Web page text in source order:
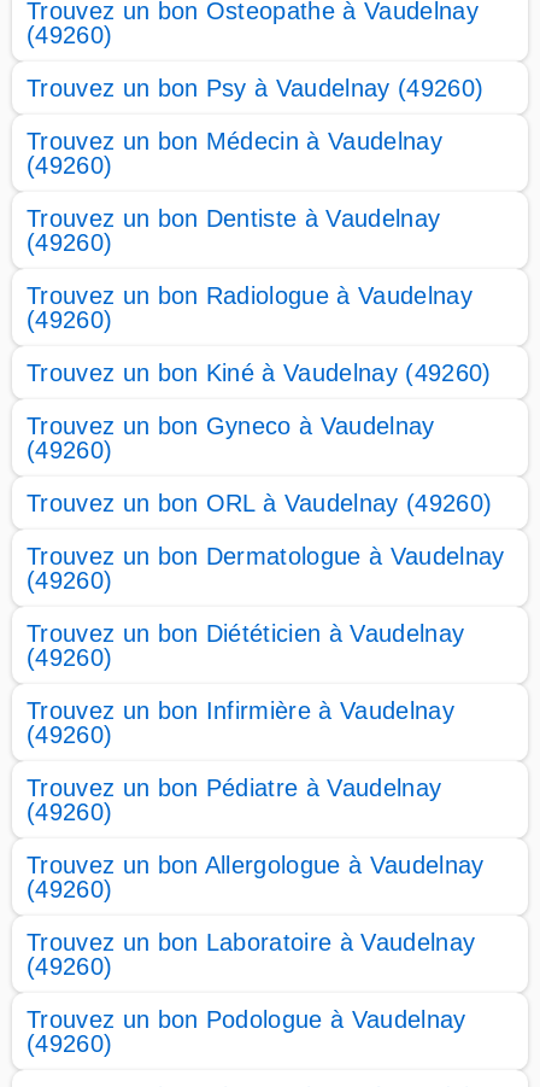
Trouvez un bon Osteopathe à Vaudelnay
(49260)
Trouvez un bon Psy à Vaudelnay (49260)
Trouvez un bon Médecin à Vaudelnay
(49260)
Trouvez un bon Dentiste à Vaudelnay
(49260)
Trouvez un bon Radiologue à Vaudelnay
(49260)
Trouvez un bon Kiné à Vaudelnay (49260)
Trouvez un bon Gyneco à Vaudelnay
(49260)
Trouvez un bon ORL à Vaudelnay (49260)
Trouvez un bon Dermatologue à Vaudelnay
(49260)
Trouvez un bon Diététicien à Vaudelnay
(49260)
Trouvez un bon Infirmière à Vaudelnay
(49260)
Trouvez un bon Pédiatre à Vaudelnay
(49260)
Trouvez un bon Allergologue à Vaudelnay
(49260)
Trouvez un bon Laboratoire à Vaudelnay
(49260)
Trouvez un bon Podologue à Vaudelnay
(49260)